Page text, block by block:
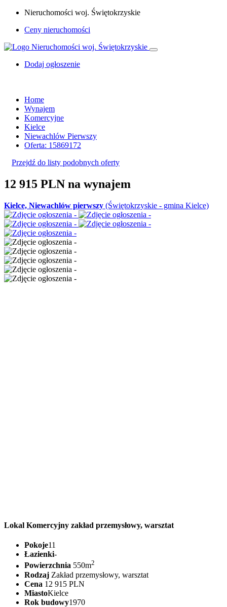
Nieruchomości woj. Świętokrzyskie
Ceny nieruchomości
Dodaj ogłoszenie
Home
Wynajem
Komercyjne
Kielce
Niewachlów Pierwszy
Oferta: 15869172
Przejdź do listy podobnych oferty
12 915 PLN na wynajem
Kielce, Niewachlów pierwszy (Świętokrzyskie - gmina Kielce)
Lokal Komercyjny zakład przemysłowy, warsztat
Pokoje11
Łazienki-
Powierzchnia 550m2
Rodzaj Zakład przemysłowy, warsztat
Cena 12 915 PLN
MiastoKielce
Rok budowy1970